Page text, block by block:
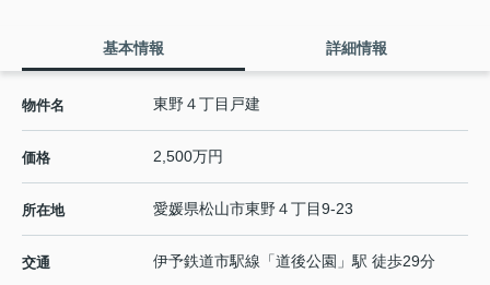
基本情報 詳細情報
物件名 東野４丁目戸建
価格 2,500万円
所在地 愛媛県松山市東野４丁目9-23
交通 伊予鉄道市駅線 「道後公園 」駅 徒歩29分